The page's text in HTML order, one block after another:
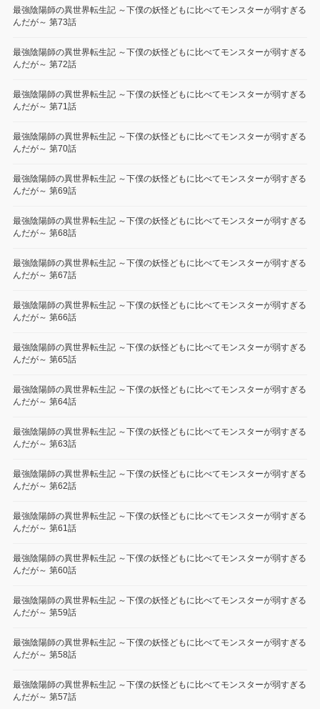
最強陰陽師の異世界転生記 ～下僕の妖怪どもに比べてモンスターが弱すぎる
んだが～ 第73話
最強陰陽師の異世界転生記 ～下僕の妖怪どもに比べてモンスターが弱すぎる
んだが～ 第72話
最強陰陽師の異世界転生記 ～下僕の妖怪どもに比べてモンスターが弱すぎる
んだが～ 第71話
最強陰陽師の異世界転生記 ～下僕の妖怪どもに比べてモンスターが弱すぎる
んだが～ 第70話
最強陰陽師の異世界転生記 ～下僕の妖怪どもに比べてモンスターが弱すぎる
んだが～ 第69話
最強陰陽師の異世界転生記 ～下僕の妖怪どもに比べてモンスターが弱すぎる
んだが～ 第68話
最強陰陽師の異世界転生記 ～下僕の妖怪どもに比べてモンスターが弱すぎる
んだが～ 第67話
最強陰陽師の異世界転生記 ～下僕の妖怪どもに比べてモンスターが弱すぎる
んだが～ 第66話
最強陰陽師の異世界転生記 ～下僕の妖怪どもに比べてモンスターが弱すぎる
んだが～ 第65話
最強陰陽師の異世界転生記 ～下僕の妖怪どもに比べてモンスターが弱すぎる
んだが～ 第64話
最強陰陽師の異世界転生記 ～下僕の妖怪どもに比べてモンスターが弱すぎる
んだが～ 第63話
最強陰陽師の異世界転生記 ～下僕の妖怪どもに比べてモンスターが弱すぎる
んだが～ 第62話
最強陰陽師の異世界転生記 ～下僕の妖怪どもに比べてモンスターが弱すぎる
んだが～ 第61話
最強陰陽師の異世界転生記 ～下僕の妖怪どもに比べてモンスターが弱すぎる
んだが～ 第60話
最強陰陽師の異世界転生記 ～下僕の妖怪どもに比べてモンスターが弱すぎる
んだが～ 第59話
最強陰陽師の異世界転生記 ～下僕の妖怪どもに比べてモンスターが弱すぎる
んだが～ 第58話
最強陰陽師の異世界転生記 ～下僕の妖怪どもに比べてモンスターが弱すぎる
んだが～ 第57話